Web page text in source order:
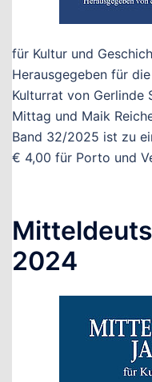
für Kultur und
Herausgegeben für
Kulturrat von Gerlinde
Mittag und Maik
Band 32/2025 ist zu
€ 4,00 für Porto und
2024